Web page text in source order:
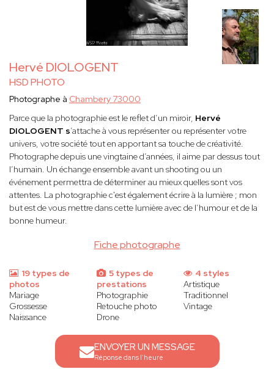
Hervé DIOLOGENT
HSD PHOTO
Fiche photographe
Photographe à Chambery 73000
Parce que la photographie est le reflet d’un miroir, Hervé
DIOLOGENT s’attache à vous représenter ou représenter votre
univers, votre société tout en apportant sa touche de créativité.
Photographe depuis une vingtaine d’années, il aime par dessus tout
l’humain. Un échange ensemble avant un shooting ou un
événement permettra de déterminer au mieux quelles sont vos
attentes. La photographie c'est également écrire à la lumière ; mon
but est de vous mettre dans cette lumière avec de l’humour et de la
bonne humeur.
19 types de
photos
Mariage
Grossesse
Naissance
5 types de
prestations
Photographie
Retouche photo
Drone
4 styles
Artistique
Traditionnel
Vintage
ENVOYER UN MESSAGE
Réponse dans l'heure